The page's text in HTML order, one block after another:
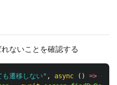
れないことを確認する
も遷移しない" , async () => {